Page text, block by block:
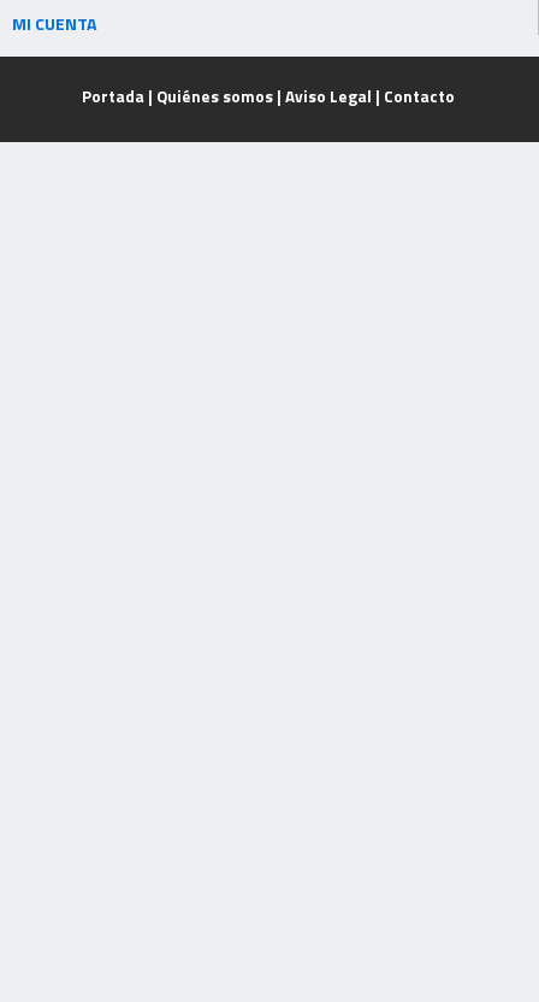
MI CUENTA
Portada | Quiénes somos| Aviso Legal | Contacto